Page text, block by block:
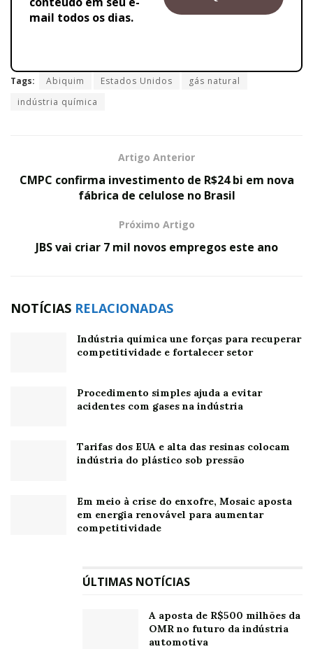
mail todos os dias.
Tags: Abiquim Estados Unidos
gás natural
indústria química
Artigo Anterior
CMPC confirma investimento de R$24 bi em nova
fábrica de celulose no Brasil
Próximo Artigo
JBS vai criar 7 mil novos empregos este ano
NOTÍCIAS RELACIONADAS
Indústria química une forças para recuperar
competitividade e fortalecer setor
Procedimento simples ajuda a evitar
acidentes com gases na indústria
Tarifas dos EUA e alta das resinas colocam
indústria do plástico sob pressão
Em meio à crise do enxofre, Mosaic aposta
em energia renovável para aumentar
competitividade
ÚLTIMAS NOTÍCIAS
A aposta de R$500 milhões da
OMR no futuro da indústria
automotiva